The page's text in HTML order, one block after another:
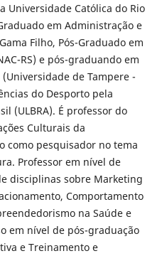
Universidade Católica do Rio
em Administração e
Filho, Pós-Graduado em
RS) e pós-graduando em
de Tampere -
do Desporto pela
(ULBRA). É professor do
Culturais da
como pesquisador no tema
Professor em nível de
disciplinas sobre Marketing
Comportamento
na Saúde e
em nível de pós-graduação
e Treinamento e